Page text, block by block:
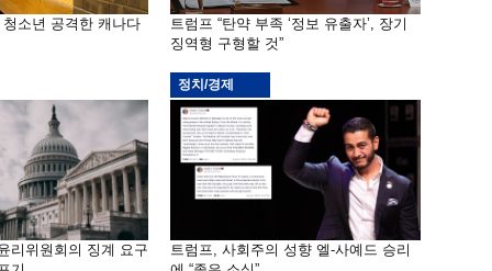
청소년 공격한 캐나다
트럼프 “탄약 부족 ‘정보 유출자’, 장기
징역형 구형할 것”
리위원회의 징계 요구
정치/경제
트럼프, 사회주의 성향 엘-사예드 승리